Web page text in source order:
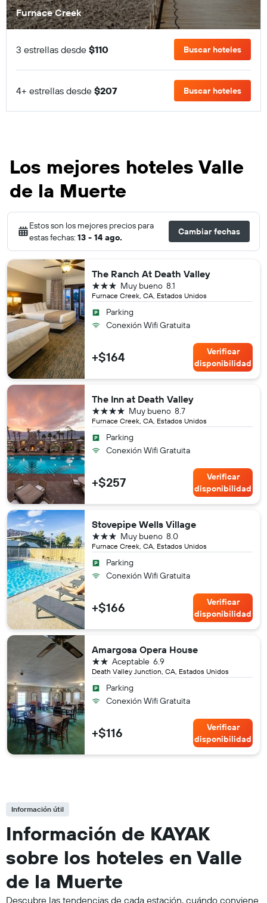
Furnace Creek
3 estrellas desde $110 Buscar hoteles
4+ estrellas desde $207 Buscar hoteles
Los mejores hoteles Valle
de la Muerte
Estos son los mejores precios para
estas fechas: 13 - 14 ago.
Cambiar fechas
The Ranch At Death Valley
Furnace Creek, CA, Estados Unidos
8.1
Muy bueno
3 estrellas
Parking
Conexión Wifi Gratuita
+$164
Verificar
disponibilidad
The Inn at Death Valley
Furnace Creek, CA, Estados Unidos
8.7
Muy bueno
4 estrellas
Parking
Conexión Wifi Gratuita
+$257
Verificar
disponibilidad
Stovepipe Wells Village
Furnace Creek, CA, Estados Unidos
8.0
Muy bueno
3 estrellas
Parking
Conexión Wifi Gratuita
+$166
Verificar
disponibilidad
Amargosa Opera House
Death Valley Junction, CA, Estados Unidos
6.9
Aceptable
2 estrellas
Parking
Conexión Wifi Gratuita
+$116
Verificar
disponibilidad
Información útil
Información de KAYAK
sobre los hoteles en Valle
de la Muerte
Descubre las tendencias de cada estación, cuándo conviene